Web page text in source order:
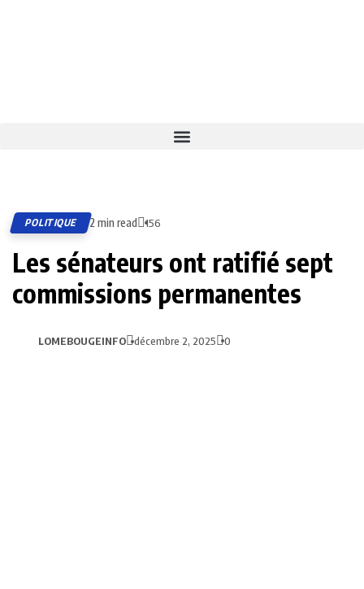
POLITIQUE 2 min read 156
Les sénateurs ont ratifié sept
commissions permanentes
LOMEBOUGEINFO décembre 2, 2025 0